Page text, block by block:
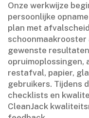
Onze werkwijze
persoonlijke
plan met
gewenste
opruimoplossingen,
restafval, papier,
gebruikers.​ Tijdens
checklists en
CleanJack